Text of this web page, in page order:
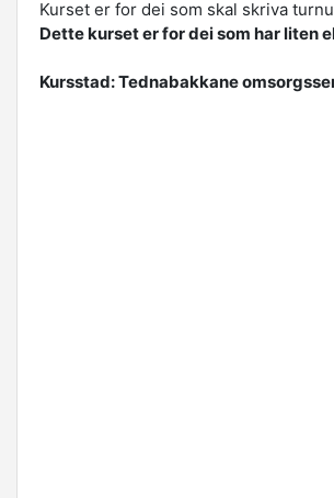
Kurset er for dei som skal skriva
Dette kurset er for dei som har liten
Kursstad: Tednabakkane